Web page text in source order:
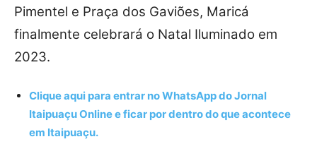
Pimentel e Praça dos Gaviões, Maricá
finalmente celebrará o Natal Iluminado em
2023.
Clique aqui para entrar noWhatsAppdo Jornal
Itaipuaçu Online e ficar por dentro do que acontece
em Itaipuaçu.